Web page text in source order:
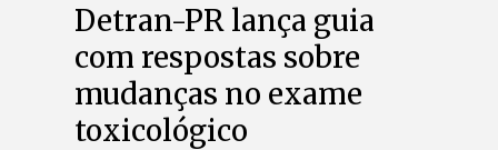
Detran-PR lança guia
com respostas sobre
mudanças no exame
toxicológico